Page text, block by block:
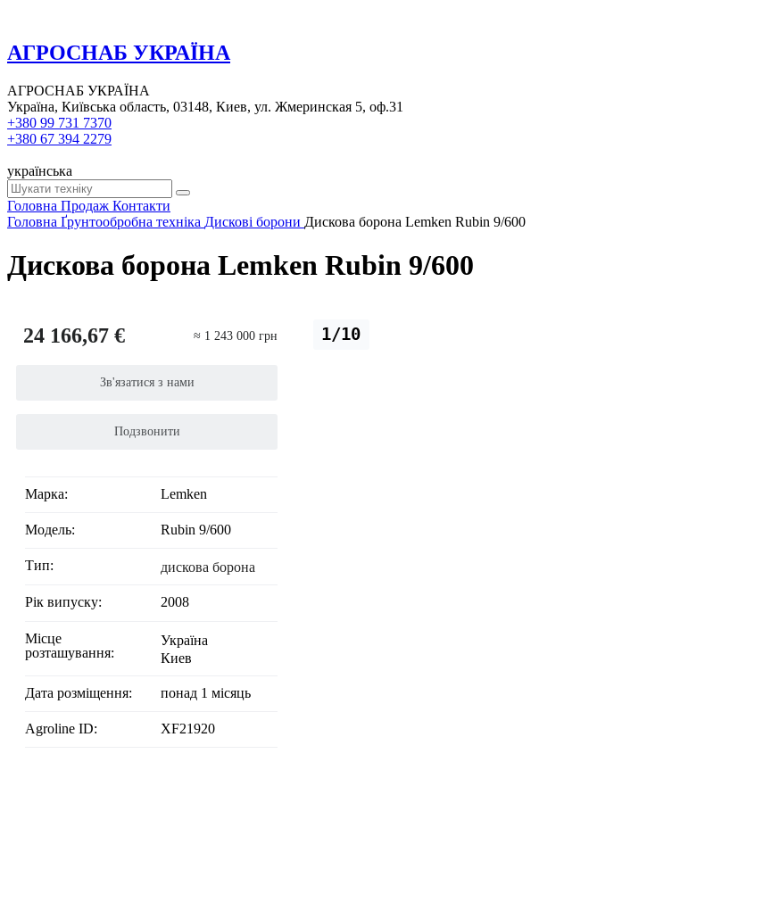
АГРОСНАБ УКРАЇНА
АГРОСНАБ УКРАЇНА
Україна, Київська область, 03148, Киев, ул. Жмеринская 5, оф.31
+380 99 731 7370
+380 67 394 2279
українська
Головна Продаж Контакти
Головна Ґрунтообробна техніка Дискові борони Дискова борона Lemken Rubin 9/600
Дискова борона Lemken Rubin 9/600
1/10
24 166,67 € ≈ 1 243 000 грн
Зв'язатися з нами
Подзвонити
Марка: Lemken
Модель: Rubin 9/600
Тип: дискова борона
Рік випуску: 2008
Місце
розташування:
Україна
Киев
Дата розміщення: понад 1 місяць
Agroline ID: XF21920